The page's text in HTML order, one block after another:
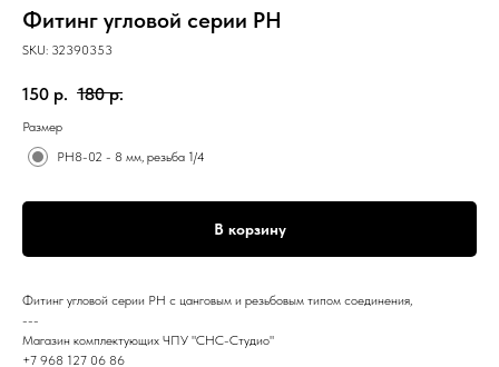
Фитинг угловой серии PH
SKU: 32390353
150 р. 180 р.
Размер
PH8-02 - 8 мм, резьба 1/4
В корзину
Фитинг угловой серии PH с цанговым и резьбовым типом соединения,
---
Магазин комплектующих ЧПУ "СНС-Студио"
+7 968 127 06 86